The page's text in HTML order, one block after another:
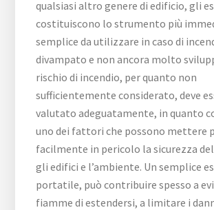
qualsiasi altro genere di edificio, gli
costituiscono lo strumento più
semplice da utilizzare in caso di
divampato e non ancora molto
rischio di incendio, per quanto non
sufficientemente considerato, deve
valutato adeguatamente, in quanto
uno dei fattori che possono mettere
facilmente in pericolo la sicurezza
gli edifici e l’ambiente. Un semplice
portatile, può contribuire spesso a
fiamme di estendersi, a limitare i